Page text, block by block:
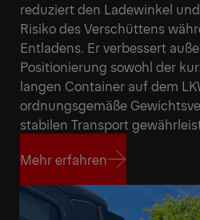
reduziert den Ladewinkel
Risiko des Verschüttens
Entladens. Er verbessert
Positionierung sowohl der
langen Container auf dem
ordnungsgemäße
stabilen Transport
Mehr erfahren
Mehr erfahren